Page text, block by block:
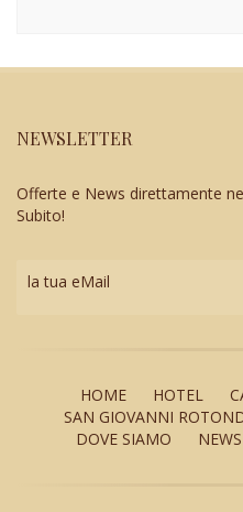
NEWSLETTER
Offerte e News direttamente
Subito!
la tua eMail
HOME HOTEL
SAN GIOVANNI
DOVE SIAMO
NEWS